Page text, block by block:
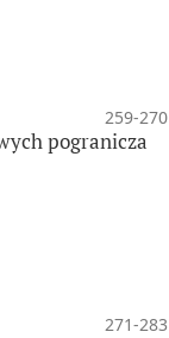
259-270
pogranicza
271-283